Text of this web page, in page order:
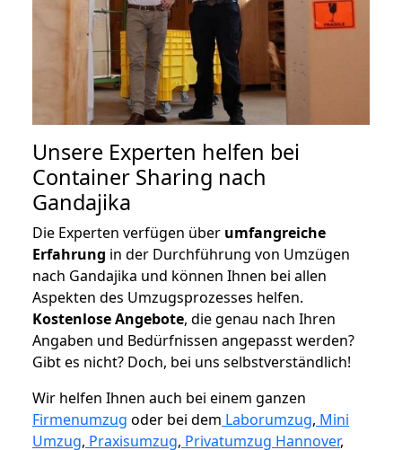
Unsere Experten helfen bei
Container Sharing nach
Gandajika
Die Experten verfügen über umfangreiche
Erfahrung in der Durchführung von Umzügen
nach Gandajika und können Ihnen bei allen
Aspekten des Umzugsprozesses helfen.
Kostenlose Angebote, die genau nach Ihren
Angaben und Bedürfnissen angepasst werden?
Gibt es nicht? Doch, bei uns selbstverständlich!
Wir helfen Ihnen auch bei einem ganzen
Firmenumzug oder bei dem Laborumzug, Mini
Umzug, Praxisumzug, Privatumzug Hannover,